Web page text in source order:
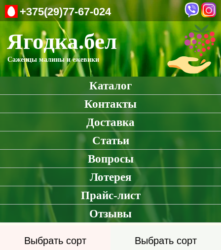
+375(29)77-67-024
Ягодка.бел
Саженцы малины и ежевики
Каталог
Контакты
Доставка
Статьи
Вопросы
Лотерея
Прайс-лист
Отзывы
Выбрать сорт Выбрать сорт